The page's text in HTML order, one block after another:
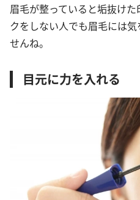
眉毛が整っていると垢抜け
クをしない人でも眉毛には
せんね。
目元に力を入れる